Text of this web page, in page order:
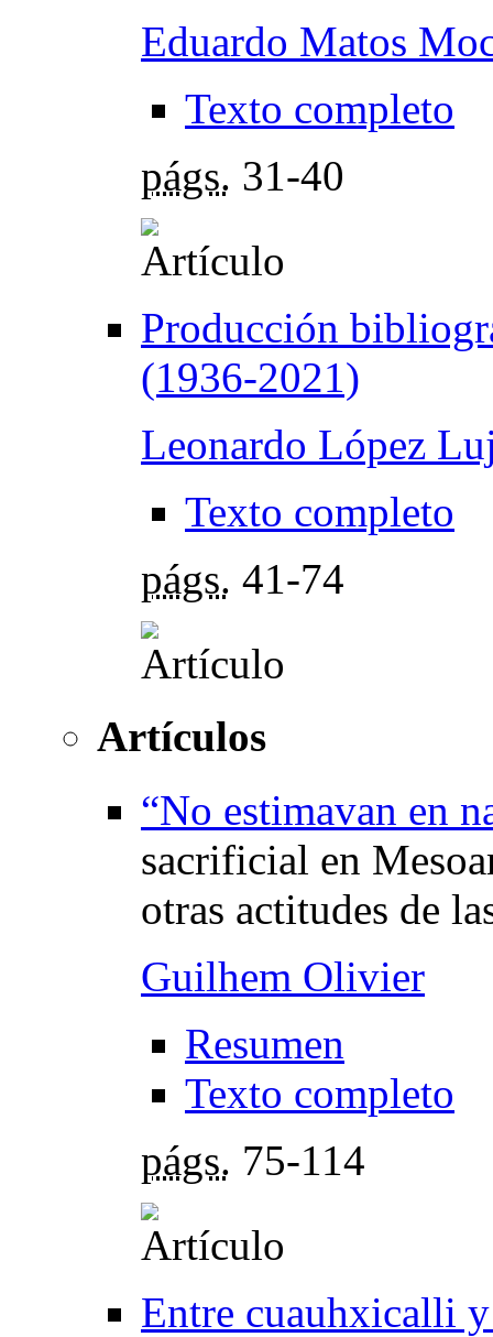
Eduardo Matos
Texto completo
págs. 31-40
Producción
(1936-2021)
Leonardo López
Texto completo
págs. 41-74
Artículos
“No estimavan en
sacrificial en
otras actitudes de
Guilhem Olivier
Resumen
Texto completo
págs. 75-114
Entre cuauhxicalli y